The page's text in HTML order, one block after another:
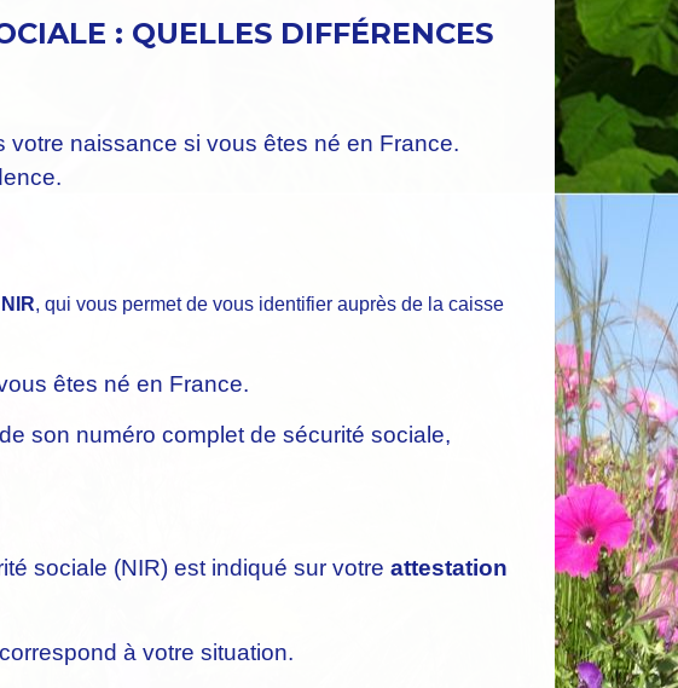
: QUELLES DIFFÉRENCES
naissance si vous êtes né en France.
NIR, qui vous permet de vous identifier auprès de la caisse
êtes né en France.
son numéro complet de sécurité sociale,
sociale (NIR) est indiqué sur votre attestation
à votre situation.